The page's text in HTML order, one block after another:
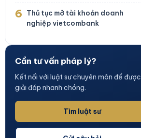
6
Thủ tục mở tài khoản doanh
nghiệp vietcombank
Cần tư vấn pháp lý?
Kết nối với luật sư chuyên môn để được
giải đáp nhanh chóng.
Tìm luật sư